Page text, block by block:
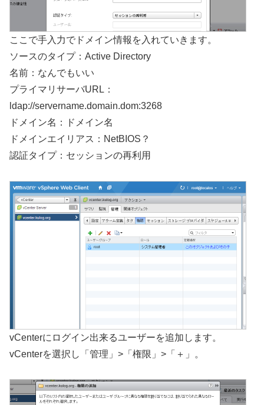
ここで手入力でドメイン情報を入れていきます。
ソースのタイプ：Active Directory
名前：なんでもいい
プライマリサーバURL：
ldap://servername.domain.dom:3268
ドメイン名：ドメイン名
ドメインエイリアス：NetBIOS？
認証タイプ：セッションの再利用
vCenterにログイン出来るユーザーを追加します。
vCenterを選択し「管理」>「権限」>「＋」。